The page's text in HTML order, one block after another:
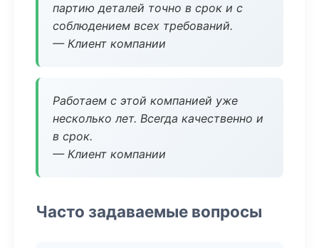
партию деталей точно в срок и с
соблюдением всех требований.
— Клиент компании
Работаем с этой компанией уже
несколько лет. Всегда качественно и
в срок.
— Клиент компании
Часто задаваемые вопросы